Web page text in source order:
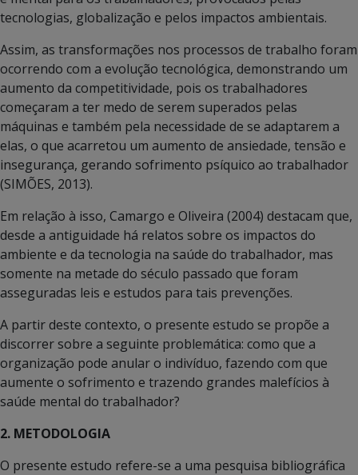
tecnologias, globalização e pelos impactos ambientais.
Assim, as transformações nos processos de trabalho foram
ocorrendo com a evolução tecnológica, demonstrando um
aumento da competitividade, pois os trabalhadores
começaram a ter medo de serem superados pelas
máquinas e também pela necessidade de se adaptarem a
elas, o que acarretou um aumento de ansiedade, tensão e
insegurança, gerando sofrimento psíquico ao trabalhador
(SIMÕES, 2013).
Em relação à isso, Camargo e Oliveira (2004) destacam que,
desde a antiguidade há relatos sobre os impactos do
ambiente e da tecnologia na saúde do trabalhador, mas
somente na metade do século passado que foram
asseguradas leis e estudos para tais prevenções.
A partir deste contexto, o presente estudo se propõe a
discorrer sobre a seguinte problemática: como que a
organização pode anular o indivíduo, fazendo com que
aumente o sofrimento e trazendo grandes malefícios à
saúde mental do trabalhador?
2. METODOLOGIA
O presente estudo refere-se a uma pesquisa bibliográfica